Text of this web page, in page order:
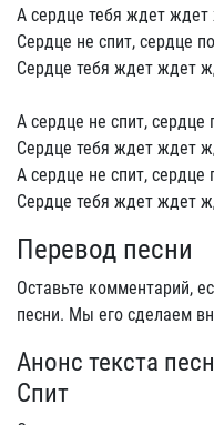
А сердце тебя ждет ждет
Сердце не спит, сердце
Сердце тебя ждет ждет
А сердце не спит, сердце
Сердце тебя ждет ждет
А сердце не спит, сердце
Сердце тебя ждет ждет
Перевод песни
Оставьте комментарий,
песни. Мы его сделаем
Анонс текста
Спит